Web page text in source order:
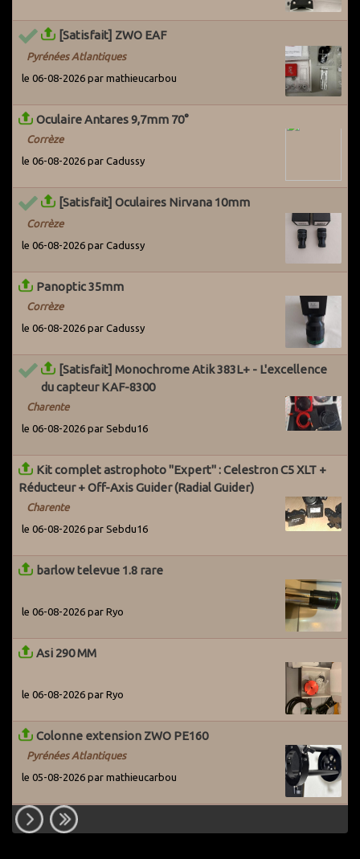
[Satisfait] ZWO EAF
Pyrénées Atlantiques
le 06-08-2026 par mathieucarbou
Oculaire Antares 9,7mm 70°
Corrèze
le 06-08-2026 par Cadussy
[Satisfait] Oculaires Nirvana 10mm
Corrèze
le 06-08-2026 par Cadussy
Panoptic 35mm
Corrèze
le 06-08-2026 par Cadussy
[Satisfait] Monochrome Atik 383L+ - L'excellence
du capteur KAF-8300
Charente
le 06-08-2026 par Sebdu16
Kit complet astrophoto "Expert" : Celestron C5 XLT +
Réducteur + Off-Axis Guider (Radial Guider)
Charente
le 06-08-2026 par Sebdu16
barlow televue 1.8 rare
le 06-08-2026 par Ryo
Asi 290 MM
le 06-08-2026 par Ryo
Colonne extension ZWO PE160
Pyrénées Atlantiques
le 05-08-2026 par mathieucarbou